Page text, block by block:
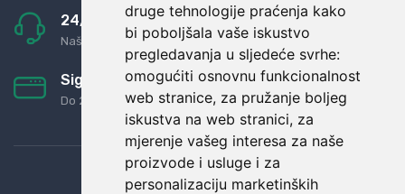
druge tehnologije praćenja kako
bi poboljšala vaše iskustvo
pregledavanja u sljedeće svrhe:
omogućiti osnovnu funkcionalnost
web stranice, za pružanje boljeg
iskustva na web stranici, za
mjerenje vašeg interesa za naše
proizvode i usluge i za
personalizaciju marketinških
24/7 odlična podrška
Naši agenti uvijek na raspolaganju
Sigurno obročno plaćanje
Do 24 rata bez kamata